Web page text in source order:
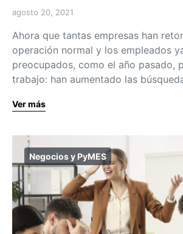
agosto 20, 2021
Ahora que tantas empresas han
operación normal y los empleados
preocupados, como el año pasado,
trabajo: han aumentado las
Ver más
Negocios y PyMES